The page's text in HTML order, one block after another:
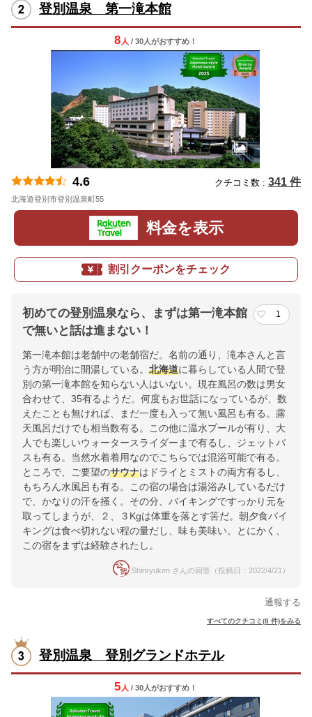
登別温泉 第一滝本館
8 人 / 30人がおすすめ！
4.6 クチコミ数 : 341 件
北海道登別市登別温泉町55
料金を表示
割引クーポンをチェック
初めての登別温泉なら、まずは第一滝本館
で無いと話は進まない！
1
第一滝本館は老舗中の老舗宿だ。名前の通り、滝本さんと言
う方が明治に開湯している。 北海道に暮らしている人間で登
別の第一滝本館を知らない人はいない。現在風呂の数は男女
合わせて、35有るようだ。何度もお世話になっているが、数
えたことも無ければ、まだ一度も入って無い風呂も有る。露
天風呂だけでも相当数有る。この他に温水プールが有り、大
人でも楽しいウォータースライダーまで有るし、ジェットバ
スも有る。当然水着着用なのでこちらでは混浴可能で有る。
ところで、ご要望のサウナはドライとミストの両方有るし、
もちろん水風呂も有る。この宿の場合は湯浴みしているだけ
で、かなりの汗を掻く。その分、バイキングですっかり元を
取ってしまうが、２、３Kgは体重を落とす筈だ。朝夕食バイ
キングは食べ切れない程の量だし、味も美味い。とにかく、
この宿をまずは経験されたし。
Shinryuken さんの回答（投稿日：2022/4/21）
通報する
すべてのクチコミ(8 件)をみる
登別温泉 登別グランドホテル
5 人 / 30人がおすすめ！